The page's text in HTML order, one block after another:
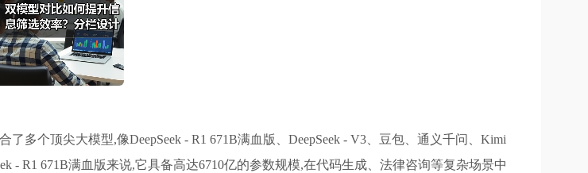
多个顶尖大模型,像DeepSeek - R1 671B满血版、DeepSeek - V3、豆包、通义千问、Kimi
- R1 671B满血版来说,它具备高达6710亿的参数规模,在代码生成、法律咨询等复杂场景中